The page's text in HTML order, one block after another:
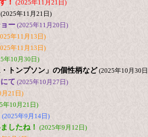
！ (2025年11月21日)
(2025年11月21日)
ー (2025年11月20日)
年11月13日)
年11月13日)
年10月30日)
トンプソン」の個性柄など(2025年10月30
て (2025年10月27日)
月21日)
年10月21日)
(2025年9月14日)
したね！ (2025年9月12日)